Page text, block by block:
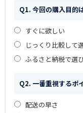
Q1. 今回の購入目的
すぐに欲しい
じっくり比較して
ふるさと納税で選
Q2. 一番重視するポ
配送の早さ